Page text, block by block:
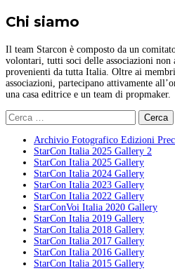
Chi siamo
Il team Starcon è composto da un
volontari, tutti soci delle associazioni non
provenienti da tutta Italia. Oltre ai
associazioni, partecipano attivamente
una casa editrice e un team di
Ricerca
per:
Archivio Fotografico Edizioni
StarCon Italia 2025 Gallery 2
StarCon Italia 2025 Gallery
StarCon Italia 2024 Gallery
StarCon Italia 2023 Gallery
StarCon Italia 2022 Gallery
StarConVoi Italia 2020 Gallery
StarCon Italia 2019 Gallery
StarCon Italia 2018 Gallery
StarCon Italia 2017 Gallery
StarCon Italia 2016 Gallery
StarCon Italia 2015 Gallery